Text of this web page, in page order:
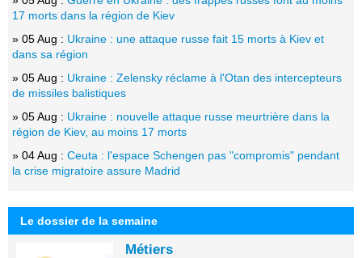
17 morts dans la région de Kiev
» 05 Aug : Ukraine : une attaque russe fait 15 morts à Kiev et
dans sa région
» 05 Aug : Ukraine : Zelensky réclame à l'Otan des intercepteurs
de missiles balistiques
» 05 Aug : Ukraine : nouvelle attaque russe meurtrière dans la
région de Kiev, au moins 17 morts
» 04 Aug : Ceuta : l'espace Schengen pas "compromis" pendant
la crise migratoire assure Madrid
Le dossier de la semaine
Métiers